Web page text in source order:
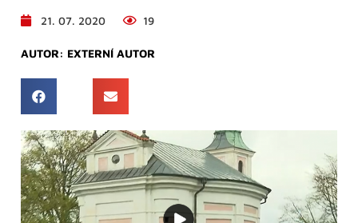
21. 07. 2020 19
AUTOR: EXTERNÍ AUTOR